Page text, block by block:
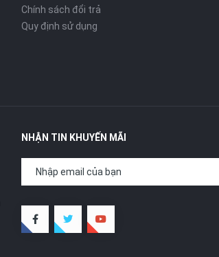
Chính sách đổi trả
Quy định sử dụng
NHẬN TIN KHUYẾN MÃI